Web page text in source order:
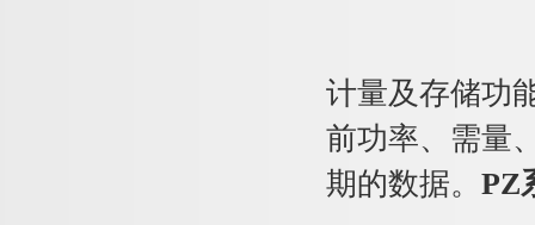
计量及存储功
前功率、需量
期的数据。 PZ